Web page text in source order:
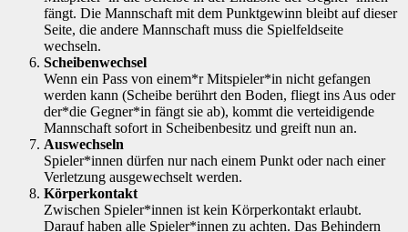
fängt. Die Mannschaft mit dem Punktgewinn bleibt auf dieser
Seite, die andere Mannschaft muss die Spielfeldseite
wechseln.
Scheibenwechsel
Wenn ein Pass von einem*r Mitspieler*in nicht gefangen
werden kann (Scheibe berührt den Boden, fliegt ins Aus oder
der*die Gegner*in fängt sie ab), kommt die verteidigende
Mannschaft sofort in Scheibenbesitz und greift nun an.
Auswechseln
Spieler*innen dürfen nur nach einem Punkt oder nach einer
Verletzung ausgewechselt werden.
Körperkontakt
Zwischen Spieler*innen ist kein Körperkontakt erlaubt.
Darauf haben alle Spieler*innen zu achten. Das Behindern